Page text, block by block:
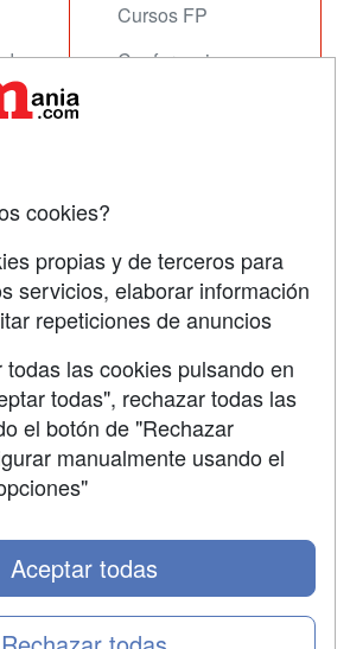
Cursos FP
Conferencias
cookies?
propias y de terceros para
servicios, elaborar información
repeticiones de anuncios
las cookies pulsando en
todas", rechazar todas las
el botón de "Rechazar
manualmente usando el
Aceptar todas